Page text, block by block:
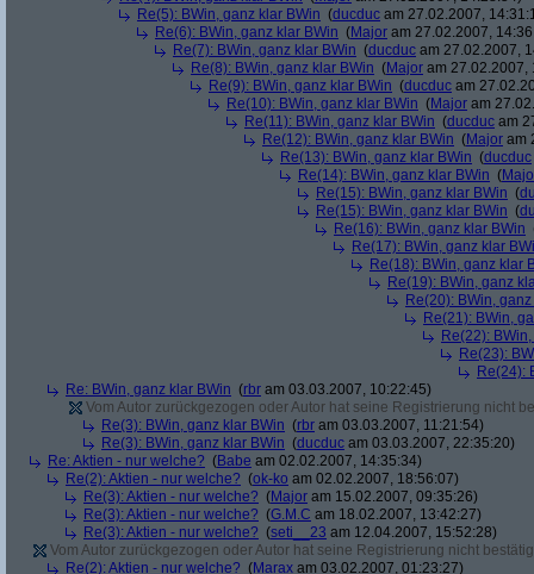
Re(5): BWin, ganz klar BWin (ducduc am 27.02.2007,
Re(6): BWin, ganz klar BWin (Major am 27.02.2007,
Re(7): BWin, ganz klar BWin (ducduc am 27.02.2007,
Re(8): BWin, ganz klar BWin (Major am 27.02.2007,
Re(9): BWin, ganz klar BWin (ducduc am
Re(10): BWin, ganz klar BWin (Major am
Re(11): BWin, ganz klar BWin (ducduc am
Re(12): BWin, ganz klar BWin (Major am
Re(13): BWin, ganz klar BWin (ducduc
Re(14): BWin, ganz klar BWin (
Re(15): BWin, ganz klar BWin (
Re(15): BWin, ganz klar BWin (
Re(16): BWin, ganz klar BWin
Re(17): BWin, ganz klar
Re(18): BWin, ganz klar
Re(19): BWin, ganz
Re(20): BWin,
Re(21): BWin,
Re(22):
Re(23):
Re(24):
Re: BWin, ganz klar BWin (rbr am 03.03.2007, 10:22:45)
Vom Autor zurückgezogen oder Autor hat seine Registrierung nicht
Re(3): BWin, ganz klar BWin (rbr am 03.03.2007, 11:21:54)
Re(3): BWin, ganz klar BWin (ducduc am 03.03.2007, 22:35:20)
Re: Aktien - nur welche? (Babe am 02.02.2007, 14:35:34)
Re(2): Aktien - nur welche? (ok-ko am 02.02.2007, 18:56:07)
Re(3): Aktien - nur welche? (Major am 15.02.2007, 09:35:26)
Re(3): Aktien - nur welche? (G.M.C am 18.02.2007, 13:42:27)
Re(3): Aktien - nur welche? (seti__23 am 12.04.2007, 15:52:28)
Vom Autor zurückgezogen oder Autor hat seine Registrierung nicht
Re(2): Aktien - nur welche? (Marax am 03.02.2007, 01:23:27)